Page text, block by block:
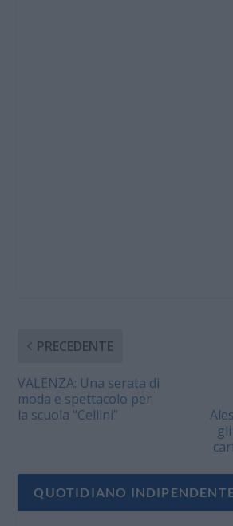
PRECEDENTE
VALENZA: Una serata di
moda e spettacolo per
la scuola “Cellini”
QUOTIDIANO